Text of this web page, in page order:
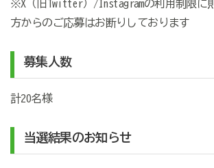
※X（旧Twitter）/Instagramの利用制限に
方からのご応募はお断りしております
募集人数
計20名様
当選結果のお知らせ